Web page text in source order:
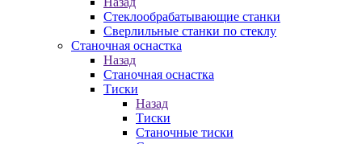
Стеклообрабатывающие станки
Сверлильные станки по стеклу
Станочная оснастка
Назад
Станочная оснастка
Тиски
Назад
Тиски
Станочные тиски